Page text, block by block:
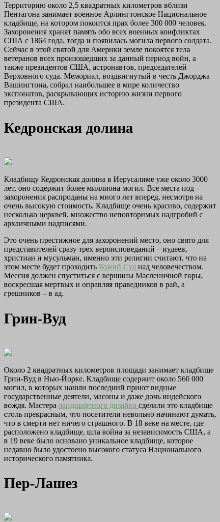
Территорию около 2,5 квадратных километров вблизи
Пентагона занимает военное Арлингтонское Национальное
кладбище, на котором покоится прах более 300 000 человек.
Захоронения хранят память обо всех военных конфликтах
США с 1864 года, тогда и появилась могила первого солдата.
Сейчас в этой святой для Америки земле покоятся тела
ветеранов всех произошедших за данный период войн, а
также президентов США, астронавтов, председателей
Верховного суда. Мемориал, воздвигнутый в честь Джорджа
Вашингтона, собрал наибольшее в мире количество
экспонатов, раскрывающих историю жизни первого
президента США.
Кедронская долина
Кладбищу Кедронская долина в Иерусалиме уже около 3000
лет, оно содержит более миллиона могил. Все места под
захоронения распроданы на много лет вперед, несмотря на
очень высокую стоимость. Кладбище очень красиво, содержит
несколько церквей, множество неповторимых надгробий с
архаичными надписями.
Это очень престижное для захоронений место, оно свято для
представителей сразу трех вероисповеданий – иудеев,
христиан и мусульман, именно эти религии считают, что на
этом месте будет проходить Божий Суд над человечеством.
Мессия должен спуститься с вершины Масленичной горы,
воскресшая мертвых и оправляя праведников в рай, а
грешников – в ад.
Грин-Вуд
Около 2 квадратных километров площади занимает кладбище
Грин-Вуд в Нью-Йорке. Кладбище содержит около 560 000
могил, в которых нашли последний приют видные
государственные деятели, масоны и даже дочь индейского
вождя. Мастера ландшафтного дизайна сделали это кладбище
столь прекрасным, что посетители невольно начинают думать,
что в смерти нет ничего страшного. В 18 веке на месте, где
расположено кладбище, шла война за независимость США, а
в 19 веке было основано уникальное кладбище, которое
недавно было удостоено высокого статуса Национального
исторического памятника.
Пер-Лашез